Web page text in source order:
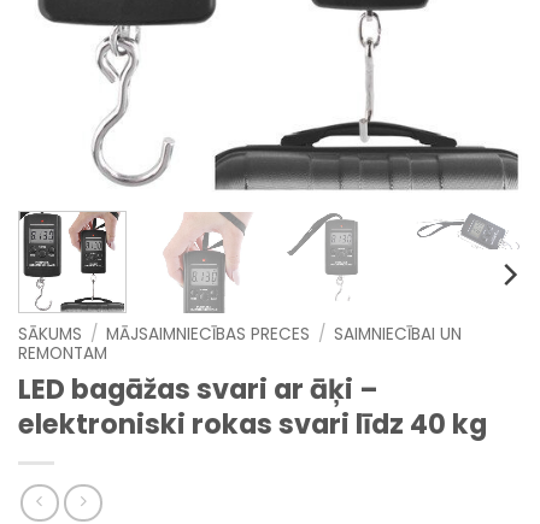
SĀKUMS / MĀJSAIMNIECĪBAS PRECES / SAIMNIECĪBAI UN
REMONTAM
LED bagāžas svari ar āķi –
elektroniski rokas svari līdz 40 kg